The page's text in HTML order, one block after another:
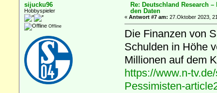
sijucku96
Hobbyspieler
Offline
Re: Deutschland Research –
den Daten
« Antwort #7 am: 27.Oktober 2023,
Die Finanzen von
Schulden in Höhe
Millionen auf dem
https://www.n-
Pessimisten-